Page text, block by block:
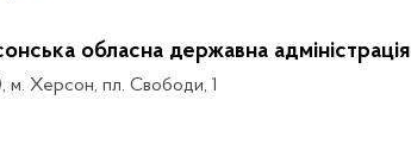
обласна державна адміністрація
м. Херсон, пл. Свободи, 1